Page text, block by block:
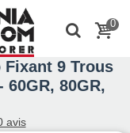
0
9 Trous
80GR,
avis